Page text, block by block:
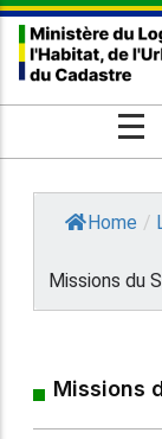
Missions du
Domaines
En Matière
parcelles
Organismes sous
Discours
Communiqués de
Événements
Home /
Missions du
Missions